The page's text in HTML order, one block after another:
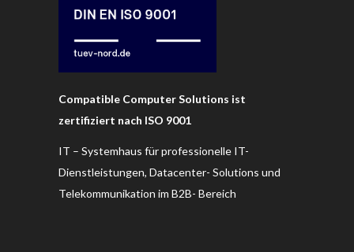
Compatible Computer Solutions ist
zertifiziert nach ISO 9001
IT – Systemhaus für professionelle IT-
Dienstleistungen, Datacenter- Solutions und
Telekommunikation im B2B- Bereich